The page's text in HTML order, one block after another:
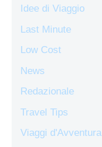
Idee di Viaggio
Last Minute
Low Cost
News
Redazionale
Travel Tips
Viaggi d'Avventura